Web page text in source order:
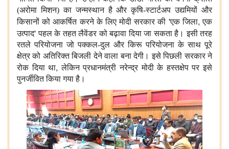
(अरोमा मिशन) का जन्मस्थान है और कृषि-स्टार्टअप उद्यमियों और
किसानों को आकर्षित करने के लिए मोदी सरकार की 'एक जिला,एक
उत्पाद'पहल के तहत लैवेंडर को बढ़ावा दिया जा सकता है। इसी तरह
रतले परियोजना जो पक्कल-दुल और किरू परियोजना के साथ पूरे
क्षेत्र को अतिरिक्त बिजली देने वाला बना देगी। इसे पिछली सरकार ने
रोक दिया था,लेकिन प्रधानमंत्री नरेन्द्र मोदी के हस्तक्षेप पर इसे
पुनर्जीवित किया गया है।